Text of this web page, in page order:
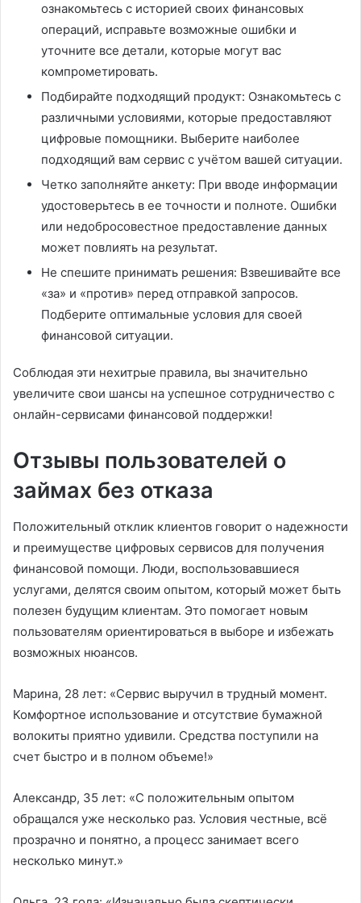
ознакомьтесь с историей своих финансовых
операций, исправьте возможные ошибки и
уточните все детали, которые могут вас
компрометировать.
Подбирайте подходящий продукт: Ознакомьтесь с
различными условиями, которые предоставляют
цифровые помощники. Выберите наиболее
подходящий вам сервис с учётом вашей ситуации.
Четко заполняйте анкету: При вводе информации
удостоверьтесь в ее точности и полноте. Ошибки
или недобросовестное предоставление данных
может повлиять на результат.
Не спешите принимать решения: Взвешивайте все
«за» и «против» перед отправкой запросов.
Подберите оптимальные условия для своей
финансовой ситуации.
Соблюдая эти нехитрые правила, вы значительно
увеличите свои шансы на успешное сотрудничество с
онлайн-сервисами финансовой поддержки!
Отзывы пользователей о
займах без отказа
Положительный отклик клиентов говорит о надежности
и преимуществе цифровых сервисов для получения
финансовой помощи. Люди, воспользовавшиеся
услугами, делятся своим опытом, который может быть
полезен будущим клиентам. Это помогает новым
пользователям ориентироваться в выборе и избежать
возможных нюансов.
Марина, 28 лет: «Сервис выручил в трудный момент.
Комфортное использование и отсутствие бумажной
волокиты приятно удивили. Средства поступили на
счет быстро и в полном объеме!»
Александр, 35 лет: «С положительным опытом
обращался уже несколько раз. Условия честные, всё
прозрачно и понятно, а процесс занимает всего
несколько минут.»